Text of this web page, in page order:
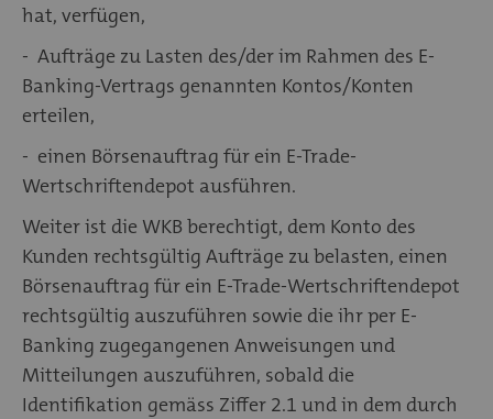
hat, verfügen,
- Aufträge zu Lasten des/der im Rahmen des E-
Banking-Vertrags genannten Kontos/Konten
erteilen,
- einen Börsenauftrag für ein E-Trade-
Wertschriftendepot ausführen.
Weiter ist die WKB berechtigt, dem Konto des
Kunden rechtsgültig Aufträge zu belasten, einen
Börsenauftrag für ein E-Trade-Wertschriftendepot
rechtsgültig auszuführen sowie die ihr per E-
Banking zugegangenen Anweisungen und
Mitteilungen auszuführen, sobald die
Identifikation gemäss Ziffer 2.1 und in dem durch